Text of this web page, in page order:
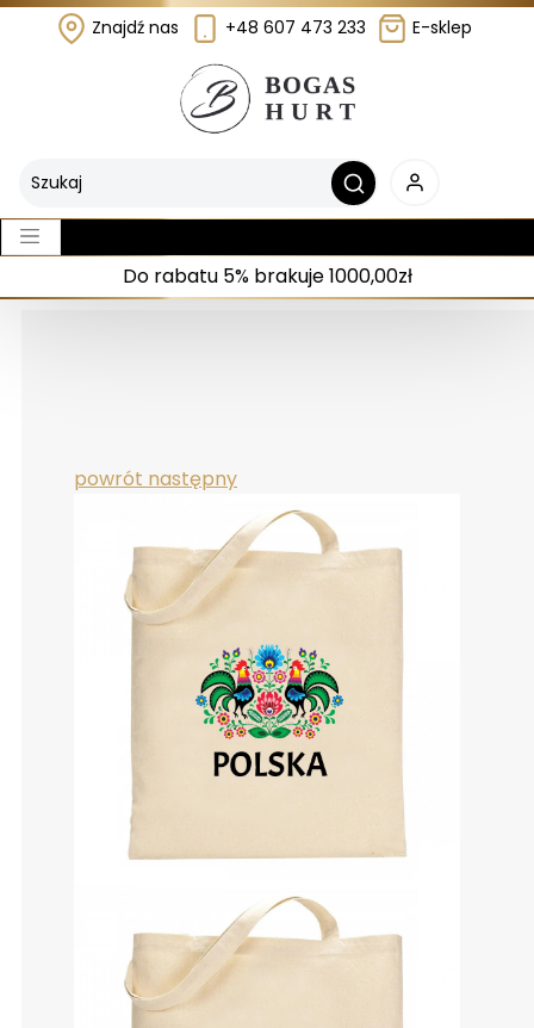
Znajdź nas +48 607 473 233 E-sklep
Do rabatu 5% brakuje 1000,00zł
powrót następny